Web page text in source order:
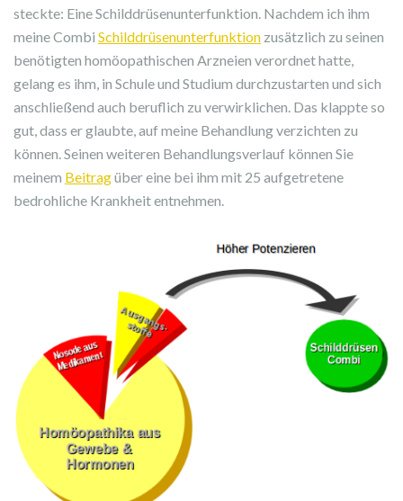
steckte: Eine Schilddrüsenunterfunktion. Nachdem ich ihm
meine Combi Schilddrüsenunterfunktion zusätzlich zu seinen
benötigten homöopathischen Arzneien verordnet hatte,
gelang es ihm, in Schule und Studium durchzustarten und sich
anschließend auch beruflich zu verwirklichen. Das klappte so
gut, dass er glaubte, auf meine Behandlung verzichten zu
können. Seinen weiteren Behandlungsverlauf können Sie
meinem Beitragüber eine bei ihm mit 25 aufgetretene
bedrohliche Krankheit entnehmen.